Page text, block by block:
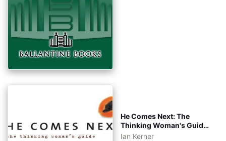
He Comes Next: The
Thinking Woman's Guide
to Pleasuring a Man tiếng
Ian Kerner